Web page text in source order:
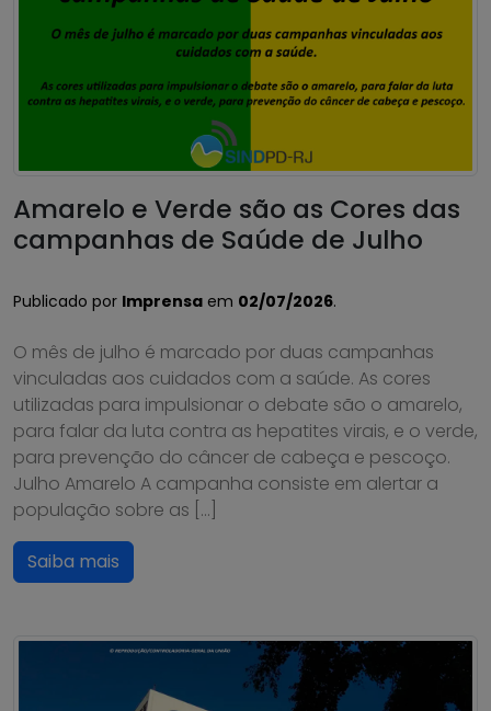
Amarelo e Verde são as Cores das
campanhas de Saúde de Julho
Publicado por Imprensa em 02/07/2026.
O mês de julho é marcado por duas campanhas
vinculadas aos cuidados com a saúde. As cores
utilizadas para impulsionar o debate são o amarelo,
para falar da luta contra as hepatites virais, e o verde,
para prevenção do câncer de cabeça e pescoço.
Julho Amarelo A campanha consiste em alertar a
população sobre as […]
Saiba mais